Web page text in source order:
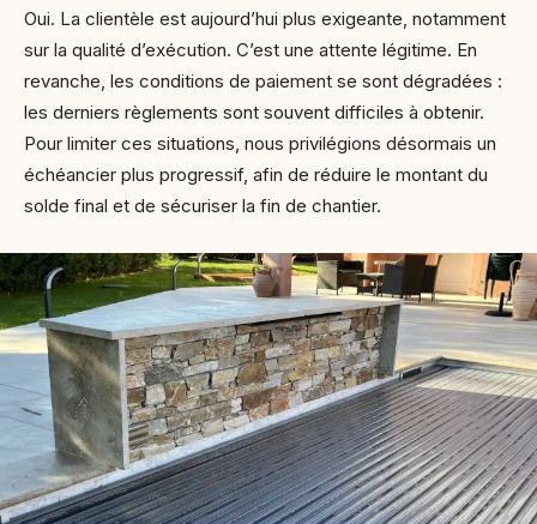
Oui. La clientèle est aujourd’hui plus exigeante, notamment
sur la qualité d’exécution. C’est une attente légitime. En
revanche, les conditions de paiement se sont dégradées :
les derniers règlements sont souvent difficiles à obtenir.
Pour limiter ces situations, nous privilégions désormais un
échéancier plus progressif, afin de réduire le montant du
solde final et de sécuriser la fin de chantier.